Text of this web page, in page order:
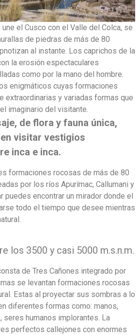
el Cusco con el Valle del Colca, se
de piedras de más de 80
al instante. Los caprichos de la
la erosión espectaculares
como por la mano del hombre.
enigmáticos cuyas formaciones
extraordinarias y variadas formas que
imaginario del visitante.
de flora y fauna única,
visitar vestigios
inca e inca.
formaciones rocosas de más de 80
por los ríos Apurímac, Callumani y
puedes encontrar un mirador donde el
todo el tiempo que desee mientras
los 3500 y casi 5000 m.s.n.m.
de Tres Cañones integrado por
se levantan formaciones rocosas
Estas al proyectar sus sombras a lo
diferentes formas como: manos,
humanos implorantes. La
perfectos callejones con enormes